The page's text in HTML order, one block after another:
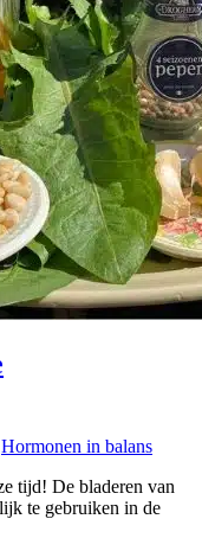
Hormonen in balans
tijd! De bladeren van
te gebruiken in de